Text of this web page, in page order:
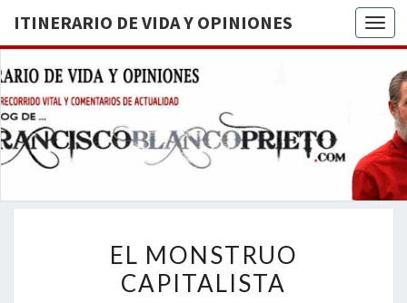
ITINERARIO DE VIDA Y OPINIONES
DE
BREVE
RECORRIDO
VITAL Y
ACTUALIDAD
MONSTRUO
CAPITALISTA
EL MONSTRUO
CAPITALISTA